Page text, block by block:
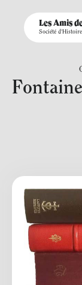
Les Amis
Société